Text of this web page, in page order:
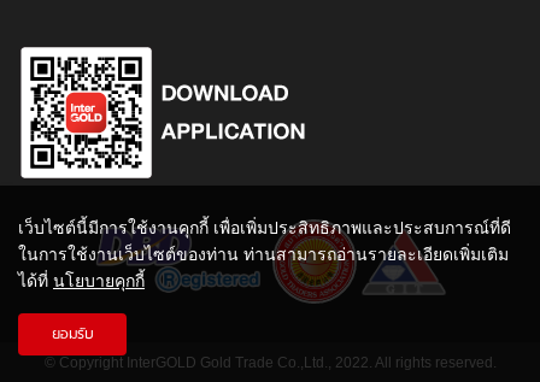
© Copyright InterGOLD Gold Trade Co.,Ltd., 2022. All rights reserved.
เว็บไซต์นี้มีการใช้งานคุกกี้ เพื่อเพิ่มประสิทธิภาพและประสบการณ์ที่ดี
ในการใช้งานเว็บไซต์ของท่าน ท่านสามารถอ่านรายละเอียดเพิ่มเติม
ได้ที่ นโยบายคุกกี้
ยอมรับ